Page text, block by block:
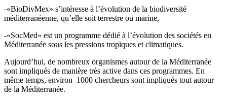
-«BioDivMex» s’intéresse à l’évolution de la biodiversité
méditerranéenne, qu’elle soit terrestre ou marine,
-«SocMed» est un programme dédié à l’évolution des sociétés en
Méditerranée sous les pressions tropiques et climatiques.
Aujourd’hui, de nombreux organismes autour de la Méditerranée
sont impliqués de manière très active dans ces programmes. En
même temps, environ 1000 chercheurs sont impliqués tout autour
de la Méditerranée.